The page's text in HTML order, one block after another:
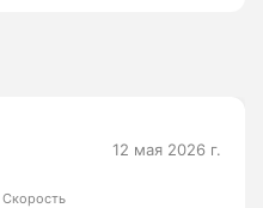
12 мая 2026 г.
Скорость